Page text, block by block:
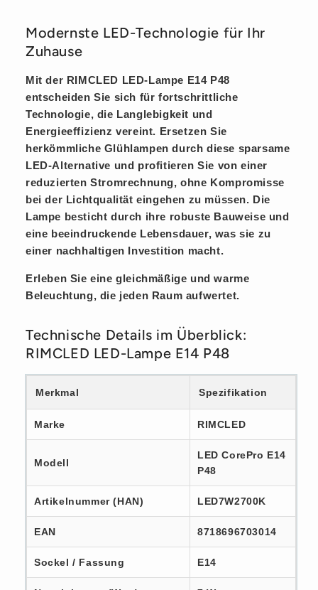
Modernste LED-Technologie für Ihr
Zuhause
Mit der RIMCLED LED-Lampe E14 P48
entscheiden Sie sich für fortschrittliche
Technologie, die Langlebigkeit und
Energieeffizienz vereint. Ersetzen Sie
herkömmliche Glühlampen durch diese sparsame
LED-Alternative und profitieren Sie von einer
reduzierten Stromrechnung, ohne Kompromisse
bei der Lichtqualität eingehen zu müssen. Die
Lampe besticht durch ihre robuste Bauweise und
eine beeindruckende Lebensdauer, was sie zu
einer nachhaltigen Investition macht.
Erleben Sie eine gleichmäßige und warme
Beleuchtung, die jeden Raum aufwertet.
Technische Details im Überblick:
RIMCLED LED-Lampe E14 P48
Merkmal Spezifikation
Marke RIMCLED
Modell
LED CorePro E14
P48
Artikelnummer (HAN) LED7W2700K
EAN 8718696703014
Sockel / Fassung E14